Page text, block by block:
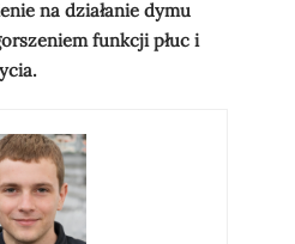
na działanie dymu
funkcji płuc i